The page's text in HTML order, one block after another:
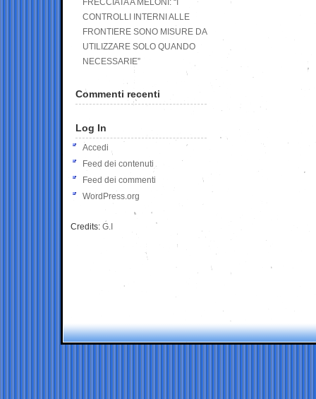
FRECCIATA A MELONI: “I
CONTROLLI INTERNI ALLE
FRONTIERE SONO MISURE DA
UTILIZZARE SOLO QUANDO
NECESSARIE”
Commenti recenti
Log In
Accedi
Feed dei contenuti
Feed dei commenti
WordPress.org
Credits: G.I